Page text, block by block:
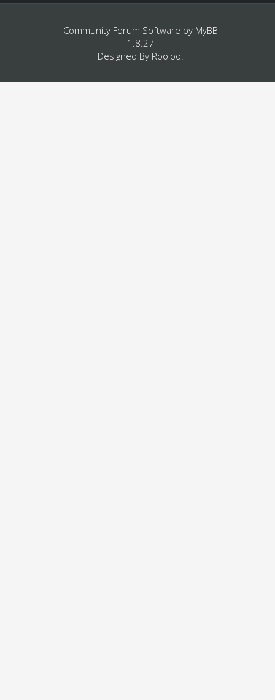
Community Forum Software by MyBB
1.8.27
Designed By Rooloo.